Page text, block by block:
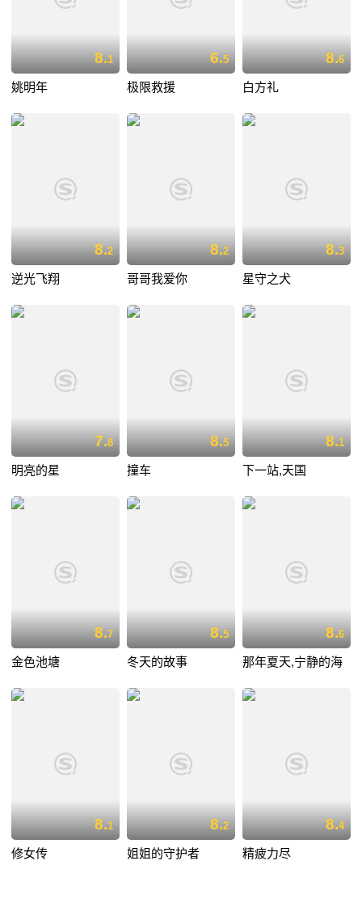
8.1
姚明年
6.5
极限救援
8.6
白方礼
8.2
逆光飞翔
8.2
哥哥我爱你
8.3
星守之犬
7.8
明亮的星
8.5
撞车
8.1
下一站,天国
8.7
金色池塘
8.5
冬天的故事
8.6
那年夏天,宁静的海
8.1
修女传
8.2
姐姐的守护者
8.4
精疲力尽